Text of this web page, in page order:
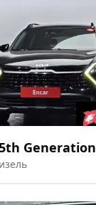
Generation